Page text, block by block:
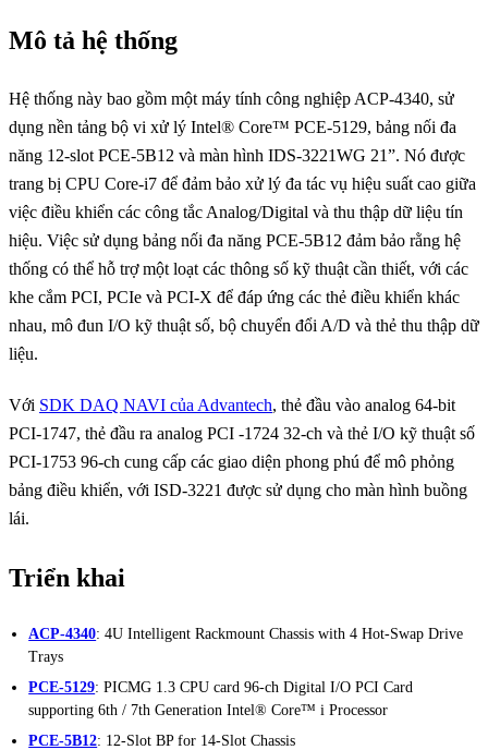
Mô tả hệ thống
Hệ thống này bao gồm một máy tính công nghiệp ACP-4340, sử
dụng nền tảng bộ vi xử lý Intel® Core™ PCE-5129, bảng nối đa
năng 12-slot PCE-5B12 và màn hình IDS-3221WG 21”. Nó được
trang bị CPU Core-i7 để đảm bảo xử lý đa tác vụ hiệu suất cao giữa
việc điều khiển các công tắc Analog/Digital và thu thập dữ liệu tín
hiệu. Việc sử dụng bảng nối đa năng PCE-5B12 đảm bảo rằng hệ
thống có thể hỗ trợ một loạt các thông số kỹ thuật cần thiết, với các
khe cắm PCI, PCIe và PCI-X để đáp ứng các thẻ điều khiển khác
nhau, mô đun I/O kỹ thuật số, bộ chuyển đổi A/D và thẻ thu thập dữ
liệu.
Với SDK DAQ NAVI của Advantech, thẻ đầu vào analog 64-bit
PCI-1747, thẻ đầu ra analog PCI -1724 32-ch và thẻ I/O kỹ thuật số
PCI-1753 96-ch cung cấp các giao diện phong phú để mô phỏng
bảng điều khiển, với ISD-3221 được sử dụng cho màn hình buồng
lái.
Triển khai
ACP-4340: 4U Intelligent Rackmount Chassis with 4 Hot-Swap Drive
Trays
PCE-5129: PICMG 1.3 CPU card 96-ch Digital I/O PCI Card
supporting 6th / 7th Generation Intel® Core™ i Processor
PCE-5B12: 12-Slot BP for 14-Slot Chassis